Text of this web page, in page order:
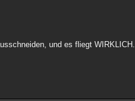
und es fliegt WIRKLICH.